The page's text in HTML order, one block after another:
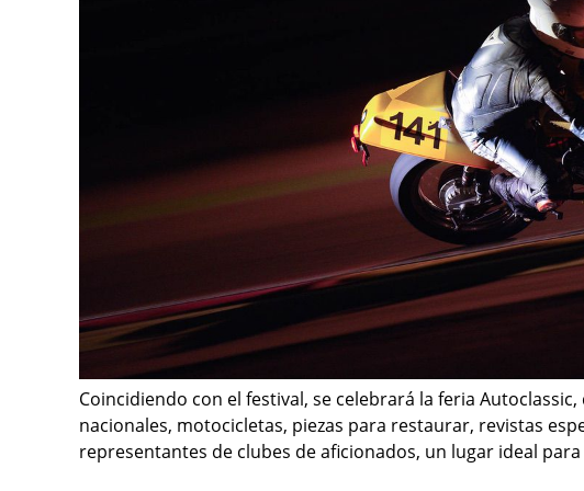
Coincidiendo con el festival, se celebrará la feria
nacionales, motocicletas, piezas para restaurar, revistas
representantes de clubes de aficionados, un lugar ideal